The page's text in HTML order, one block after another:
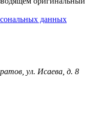
данных
ул. Исаева, д. 8